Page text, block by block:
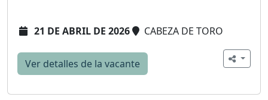
21 DE ABRIL DE 2026 CABEZA DE TORO
Ver detalles de la vacante